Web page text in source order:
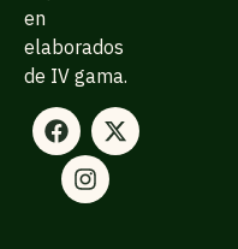
en
elaborados
de IV gama.